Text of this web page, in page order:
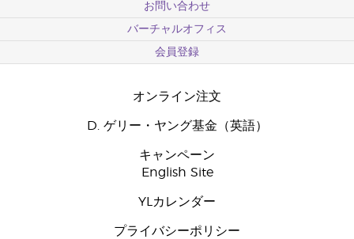
お問い合わせ
バーチャルオフィス
会員登録
オンライン注文
D. ゲリー・ヤング基金（英語）
キャンペーン
English Site
YLカレンダー
プライバシーポリシー